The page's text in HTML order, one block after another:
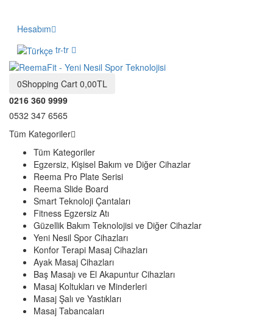
Hesabım
tr-tr
0Shopping Cart 0,00TL
0216 360 9999
0532 347 6565
Tüm Kategoriler
Tüm Kategoriler
Egzersiz, Kişisel Bakım ve Diğer Cihazlar
Reema Pro Plate Serisi
Reema Slide Board
Smart Teknoloji Çantaları
Fitness Egzersiz Atı
Güzellik Bakım Teknolojisi ve Diğer Cihazlar
Yeni Nesil Spor Cihazları
Konfor Terapi Masaj Cihazları
Ayak Masaj Cihazları
Baş Masajı ve El Akapuntur Cihazları
Masaj Koltukları ve Minderleri
Masaj Şalı ve Yastıkları
Masaj Tabancaları